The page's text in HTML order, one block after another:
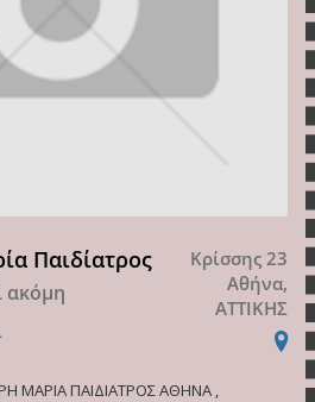
Παιδίατρος
ακόμη
Κρίσσης 23
Αθήνα,
ΑΤΤΙΚΗΣ
ΜΑΡΙΑ ΠΑΙΔΙΑΤΡΟΣ ΑΘΗΝΑ ,